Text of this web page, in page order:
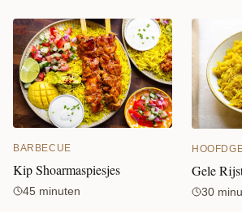
BARBECUE
Kip Shoarmaspiesjes
45 minuten
Gele
30